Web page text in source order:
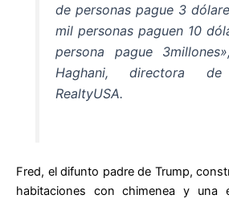
de personas pague 3
mil personas paguen 10
persona pague
Haghani, directora de
RealtyUSA.
Fred, el difunto padre de Trump,
habitaciones con chimenea y una